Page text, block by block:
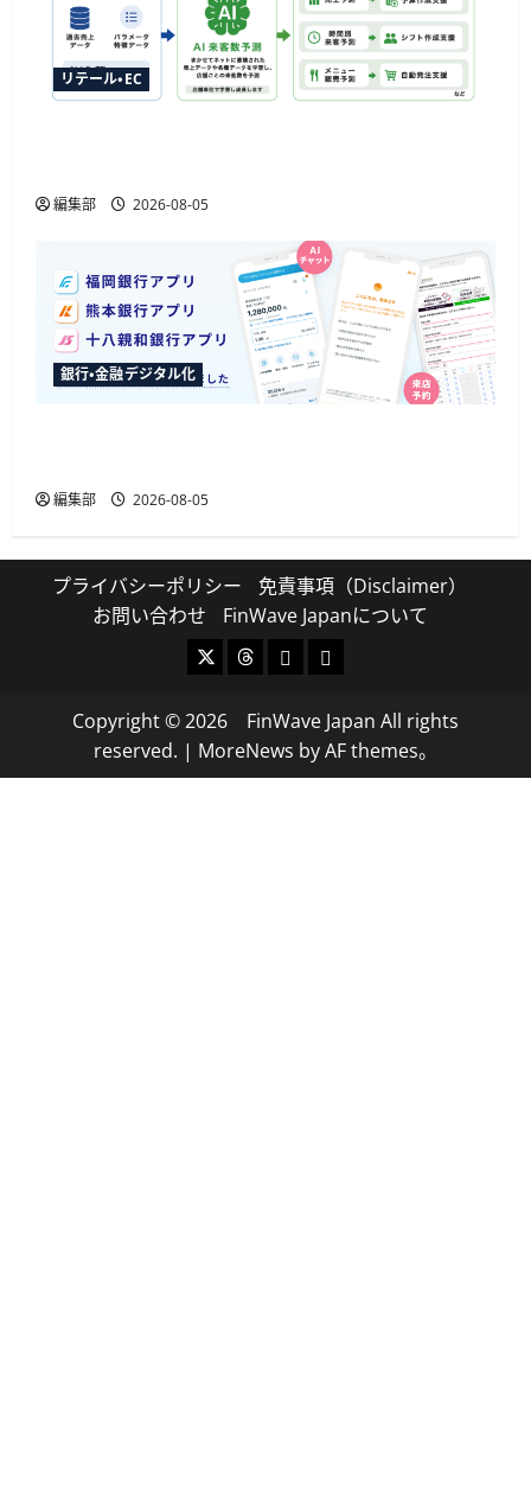
リテール・EC
編集部 2026-08-05
銀行・金融デジタル化
編集部 2026-08-05
プライバシーポリシー
免責事項（Disclaimer）
お問い合わせ
FinWave Japanについて
X ThreadsBlueskyMastodon
Copyright © 2026 FinWave Japan All rights
reserved. | MoreNews by AF themes。